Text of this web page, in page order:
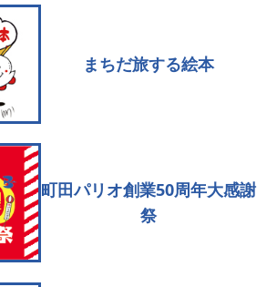
まちだ旅する絵本
町田パリオ創業50周年大感謝
祭